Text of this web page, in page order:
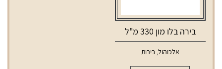
בירה בלו מון 330 מ"ל
אלכוהול,בירות